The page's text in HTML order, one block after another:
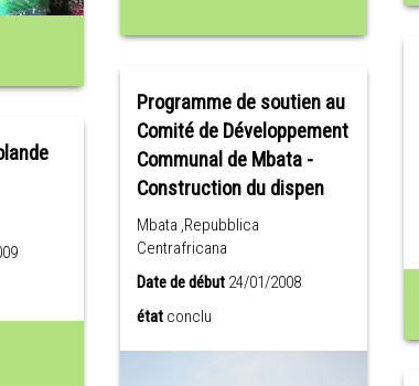
Programme de soutien au
Comité de Développement
Communal de Mbata -
Construction du dispen
Mbata ,Repubblica
Centrafricana
Date de début24/01/2008
état conclu